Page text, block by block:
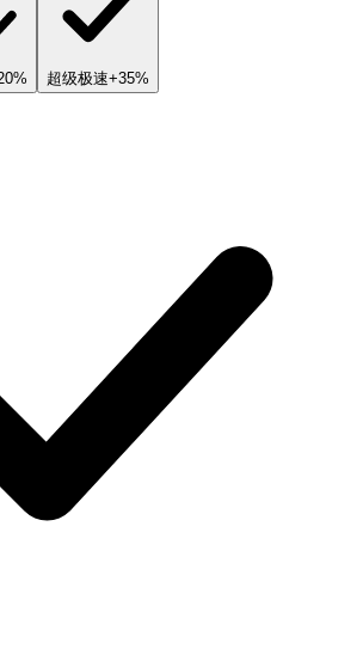
超级极速+35%